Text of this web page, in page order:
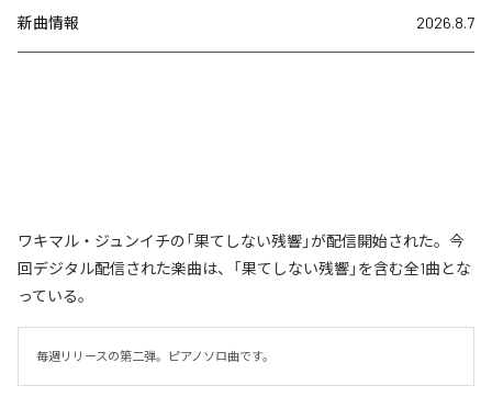
新曲情報 2026.8.7
ワキマル・ジュンイチの「果てしない残響」が配信開始された。今
回デジタル配信された楽曲は、「果てしない残響」を含む全1曲とな
っている。
毎週リリースの第二弾。ピアノソロ曲です。